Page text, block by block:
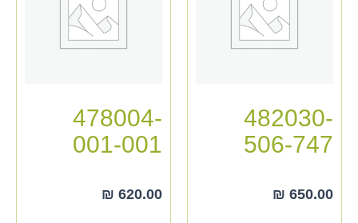
482030-
506-747
₪ 650.00
478004-
001-001
₪ 620.00